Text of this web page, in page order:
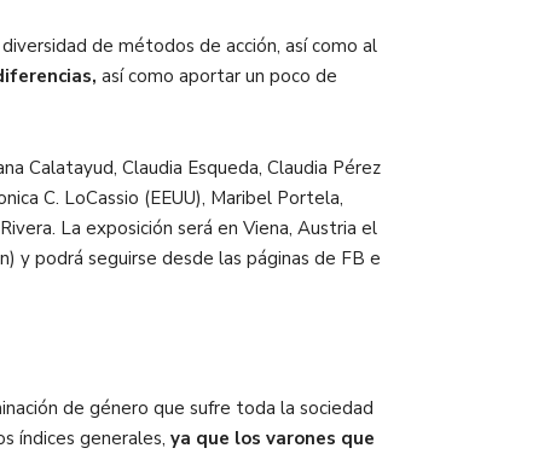
de métodos de acción, así como al
así como aportar un poco de
Calatayud, Claudia Esqueda, Claudia Pérez
C. LoCassio (EEUU), Maribel Portela,
La exposición será en Viena, Austria el
y podrá seguirse desde las páginas de FB e
de género que sufre toda la sociedad
índices generales, ya que los varones que